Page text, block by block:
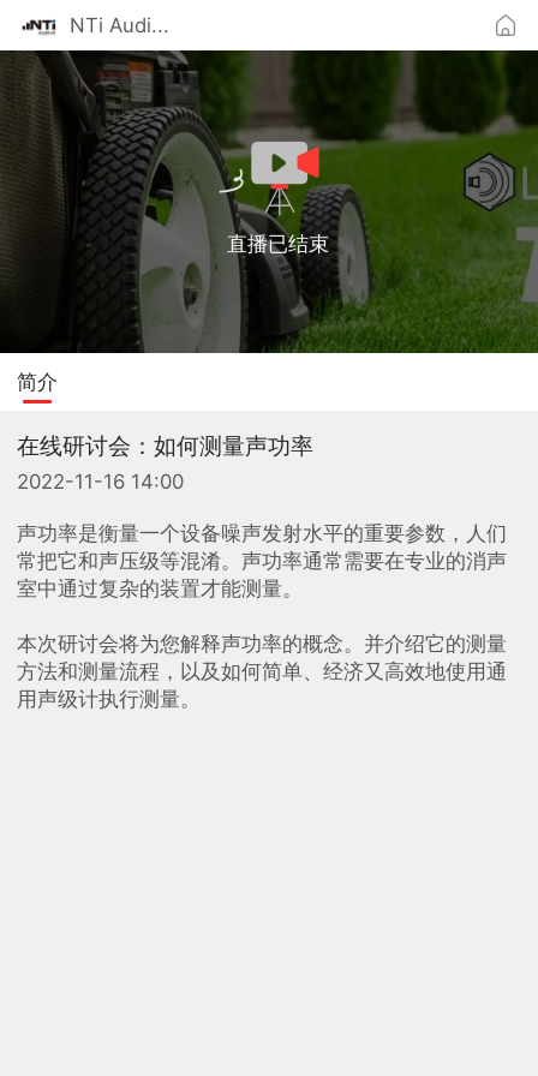
NTi Audi...
直播已结束
简介
在线研讨会：如何测量声功率
2022-11-16 14:00
声功率是衡量一个设备噪声发射水平的重要参数，人们
常把它和声压级等混淆。声功率通常需要在专业的消声
室中通过复杂的装置才能测量。
本次研讨会将为您解释声功率的概念。并介绍它的测量
方法和测量流程，以及如何简单、经济又高效地使用通
用声级计执行测量。